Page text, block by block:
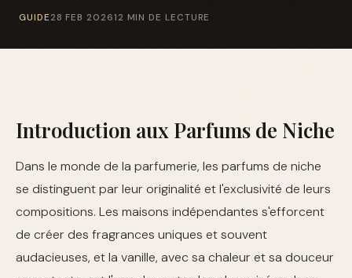
GUIDE 28 FEB 202612 MIN DE LECTURE
Introduction aux Parfums de Niche
Dans le monde de la parfumerie, les parfums de niche
se distinguent par leur originalité et l'exclusivité de leurs
compositions. Les maisons indépendantes s'efforcent
de créer des fragrances uniques et souvent
audacieuses, et la vanille, avec sa chaleur et sa douceur